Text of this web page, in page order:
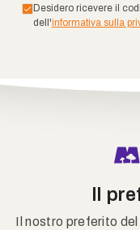
Desidero ricevere il
dell'informativa sulla
Il
Il nostro preferito